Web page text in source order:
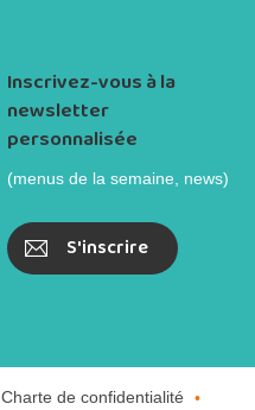
Inscrivez-vous à la
newsletter
personnalisée
(menus de la semaine, news)
S'inscrire
Charte de confidentialité